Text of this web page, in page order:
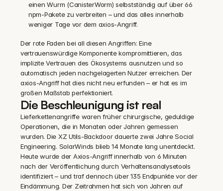
einen Wurm (CanisterWorm) selbstständig auf über 66
npm-Pakete zu verbreiten – und das alles innerhalb
weniger Tage vor dem axios-Angriff.
Der rote Faden bei all diesen Angriffen: Eine
vertrauenswürdige Komponente kompromittieren, das
implizite Vertrauen des Ökosystems ausnutzen und so
automatisch jeden nachgelagerten Nutzer erreichen. Der
axios-Angriff hat dies nicht neu erfunden – er hat es im
großen Maßstab perfektioniert.
Die Beschleunigung ist real
Lieferkettenangriffe waren früher chirurgische, geduldige
Operationen, die in Monaten oder Jahren gemessen
wurden. Die XZ Utils-Backdoor dauerte zwei Jahre Social
Engineering. SolarWinds blieb 14 Monate lang unentdeckt.
Heute wurde der Axios-Angriff innerhalb von 6 Minuten
nach der Veröffentlichung durch Verhaltensanalysetools
identifiziert – und traf dennoch über 135 Endpunkte vor der
Eindämmung. Der Zeitrahmen hat sich von Jahren auf